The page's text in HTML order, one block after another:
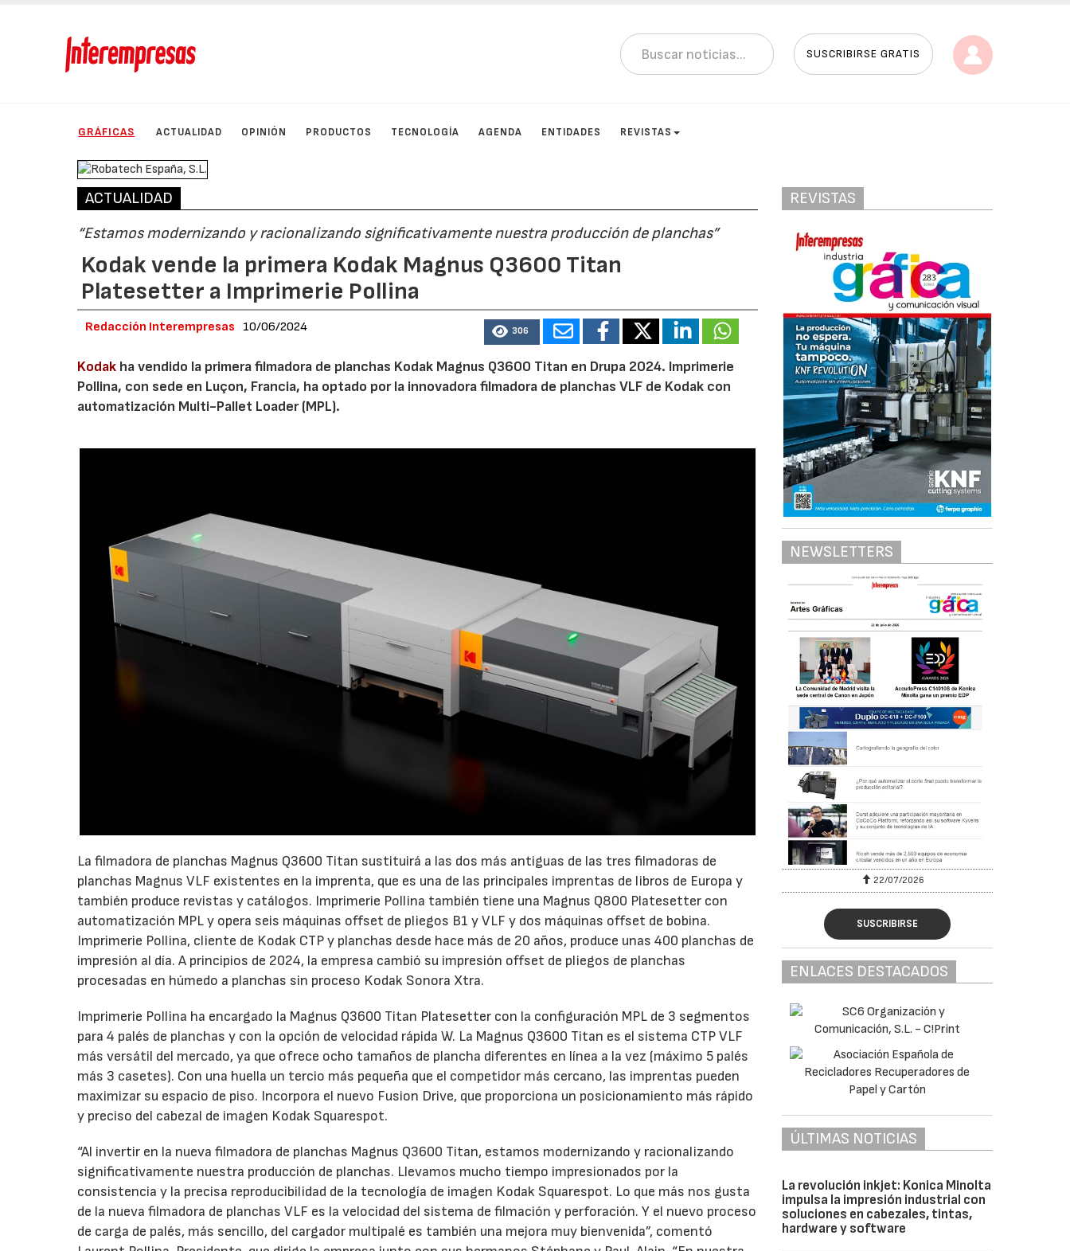
SUSCRIBIRSE GRATIS
GRÁFICAS ACTUALIDAD OPINIÓN PRODUCTOS TECNOLOGÍA AGENDA ENTIDADES REVISTAS
ACTUALIDAD
“Estamos modernizando y racionalizando significativamente nuestra producción de planchas”
Kodak vende la primera Kodak Magnus Q3600 Titan
Platesetter a Imprimerie Pollina
Redacción Interempresas 10/06/2024 306
Kodak ha vendido la primera filmadora de planchas Kodak Magnus Q3600 Titan en Drupa 2024. Imprimerie
Pollina, con sede en Luçon, Francia, ha optado por la innovadora filmadora de planchas VLF de Kodak con
automatización Multi-Pallet Loader (MPL).
La filmadora de planchas Magnus Q3600 Titan sustituirá a las dos más antiguas de las tres filmadoras de
planchas Magnus VLF existentes en la imprenta, que es una de las principales imprentas de libros de Europa y
también produce revistas y catálogos. Imprimerie Pollina también tiene una Magnus Q800 Platesetter con
automatización MPL y opera seis máquinas offset de pliegos B1 y VLF y dos máquinas offset de bobina.
Imprimerie Pollina, cliente de Kodak CTP y planchas desde hace más de 20 años, produce unas 400 planchas de
impresión al día. A principios de 2024, la empresa cambió su impresión offset de pliegos de planchas
procesadas en húmedo a planchas sin proceso Kodak Sonora Xtra.
Imprimerie Pollina ha encargado la Magnus Q3600 Titan Platesetter con la configuración MPL de 3 segmentos
para 4 palés de planchas y con la opción de velocidad rápida W. La Magnus Q3600 Titan es el sistema CTP VLF
más versátil del mercado, ya que ofrece ocho tamaños de plancha diferentes en línea a la vez (máximo 5 palés
más 3 casetes). Con una huella un tercio más pequeña que el competidor más cercano, las imprentas pueden
maximizar su espacio de piso. Incorpora el nuevo Fusion Drive, que proporciona un posicionamiento más rápido
y preciso del cabezal de imagen Kodak Squarespot.
“Al invertir en la nueva filmadora de planchas Magnus Q3600 Titan, estamos modernizando y racionalizando
significativamente nuestra producción de planchas. Llevamos mucho tiempo impresionados por la
consistencia y la precisa reproducibilidad de la tecnología de imagen Kodak Squarespot. Lo que más nos gusta
de la nueva filmadora de planchas VLF es la velocidad del sistema de filmación y perforación. Y el nuevo proceso
de carga de palés, más sencillo, del cargador multipalé es también una mejora muy bienvenida”, comentó
REVISTAS
NEWSLETTERS
22/07/2026 29/07/2026 22/07/2026
SUSCRIBIRSE
ENLACES DESTACADOS
ÚLTIMAS NOTICIAS
La revolución inkjet: Konica Minolta
impulsa la impresión industrial con
soluciones en cabezales, tintas,
hardware y software